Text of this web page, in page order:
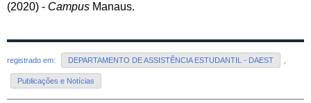
(2020) - Campus Manaus.
registrado em: DEPARTAMENTO DE ASSISTÊNCIA ESTUDANTIL - DAEST
Publicações e Notícias